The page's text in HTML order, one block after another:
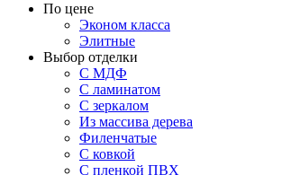
По цене
Эконом класса
Элитные
Выбор отделки
С МДФ
С ламинатом
С зеркалом
Из массива дерева
Филенчатые
С ковкой
С пленкой ПВХ